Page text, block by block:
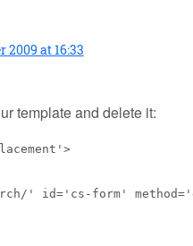
2009 at 16:33
template and delete it:
' id='cs-form'